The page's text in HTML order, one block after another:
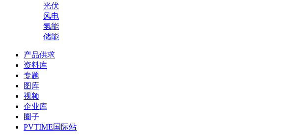
光伏
风电
氢能
储能
产品供求
资料库
专题
图库
视频
企业库
圈子
PVTIME国际站